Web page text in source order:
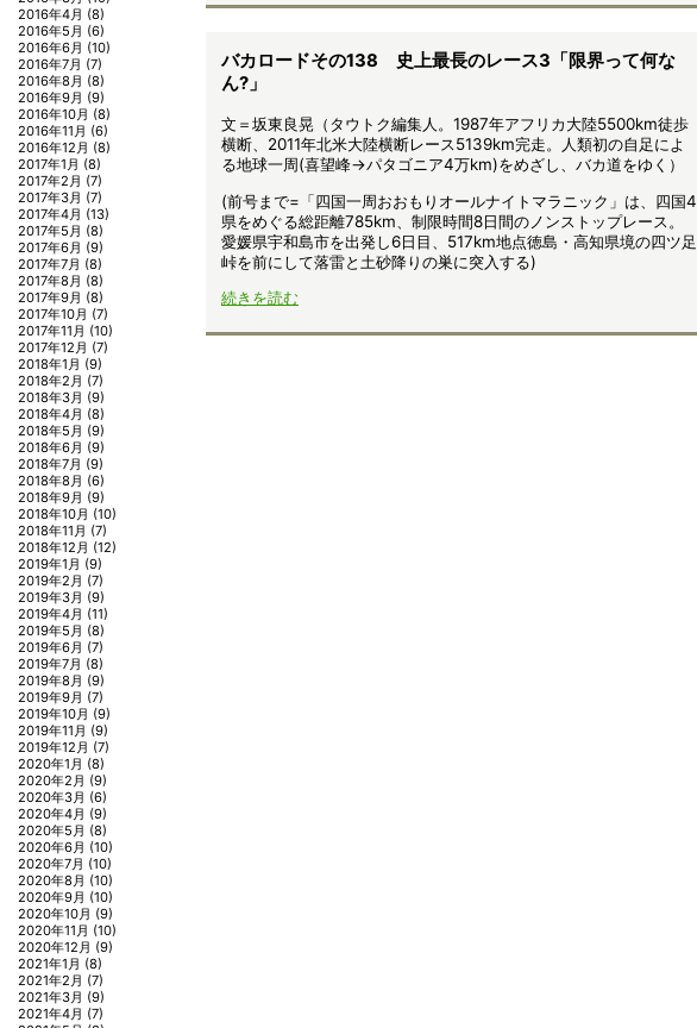
バカロードその138 史上最長のレース3「限界って何な
ん?」
文＝坂東良晃（タウトク編集人。1987年アフリカ大陸5500km徒歩
横断、2011年北米大陸横断レース5139km完走。人類初の自足によ
る地球一周(喜望峰→パタゴニア4万km)をめざし、バカ道をゆく）
(前号まで=「四国一周おおもりオールナイトマラニック」は、四国4
県をめぐる総距離785km、制限時間8日間のノンストップレース。
愛媛県宇和島市を出発し6日目、517km地点徳島・高知県境の四ツ足
峠を前にして落雷と土砂降りの巣に突入する)
続きを読む
2016年4月 (8)
2016年5月 (6)
2016年6月 (10)
2016年7月 (7)
2016年8月 (8)
2016年9月 (9)
2016年10月 (8)
2016年11月 (6)
2016年12月 (8)
2017年1月 (8)
2017年2月 (7)
2017年3月 (7)
2017年4月 (13)
2017年5月 (8)
2017年6月 (9)
2017年7月 (8)
2017年8月 (8)
2017年9月 (8)
2017年10月 (7)
2017年11月 (10)
2017年12月 (7)
2018年1月 (9)
2018年2月 (7)
2018年3月 (9)
2018年4月 (8)
2018年5月 (9)
2018年6月 (9)
2018年7月 (9)
2018年8月 (6)
2018年9月 (9)
2018年10月 (10)
2018年11月 (7)
2018年12月 (12)
2019年1月 (9)
2019年2月 (7)
2019年3月 (9)
2019年4月 (11)
2019年5月 (8)
2019年6月 (7)
2019年7月 (8)
2019年8月 (9)
2019年9月 (7)
2019年10月 (9)
2019年11月 (9)
2019年12月 (7)
2020年1月 (8)
2020年2月 (9)
2020年3月 (6)
2020年4月 (9)
2020年5月 (8)
2020年6月 (10)
2020年7月 (10)
2020年8月 (10)
2020年9月 (10)
2020年10月 (9)
2020年11月 (10)
2020年12月 (9)
2021年1月 (8)
2021年2月 (7)
2021年3月 (9)
2021年4月 (7)